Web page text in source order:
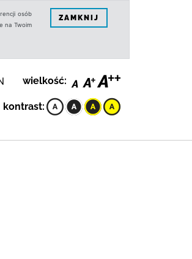
osób
na Twoim
ZAMKNIJ
wielkość:
kontrast: